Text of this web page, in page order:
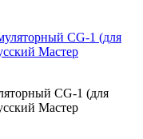
CG-1 (для
Мастер